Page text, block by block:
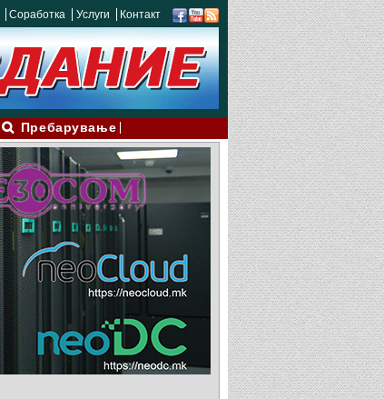
Соработка Услуги Контакт
Пребарување